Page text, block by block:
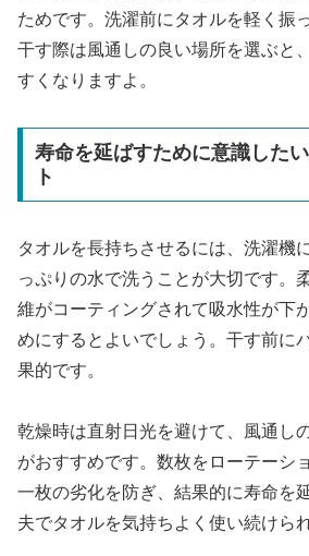
ためです。洗濯前にタオルを軽く振
干す際は風通しの良い場所を選ぶと
すくなりますよ。
寿命を延ばすために意識した
ト
タオルを長持ちさせるには、洗濯機
っぷりの水で洗うことが大切です。
維がコーティングされて吸水性が下
めにするとよいでしょう。干す前に
果的です。
乾燥時は直射日光を避けて、風通し
がおすすめです。数枚をローテーシ
一枚の劣化を防ぎ、結果的に寿命を
夫でタオルを気持ちよく使い続けら